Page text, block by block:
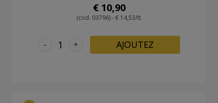
€ 10,90
(cod. 03796) - € 14,53/lt.
+
- AJOUTEZ